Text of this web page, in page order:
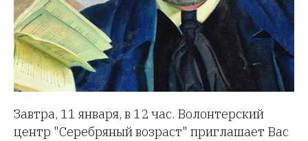
Завтра, 11 января, в 12 час. Волонтерский
центр "Серебряный возраст" приглашает Вас